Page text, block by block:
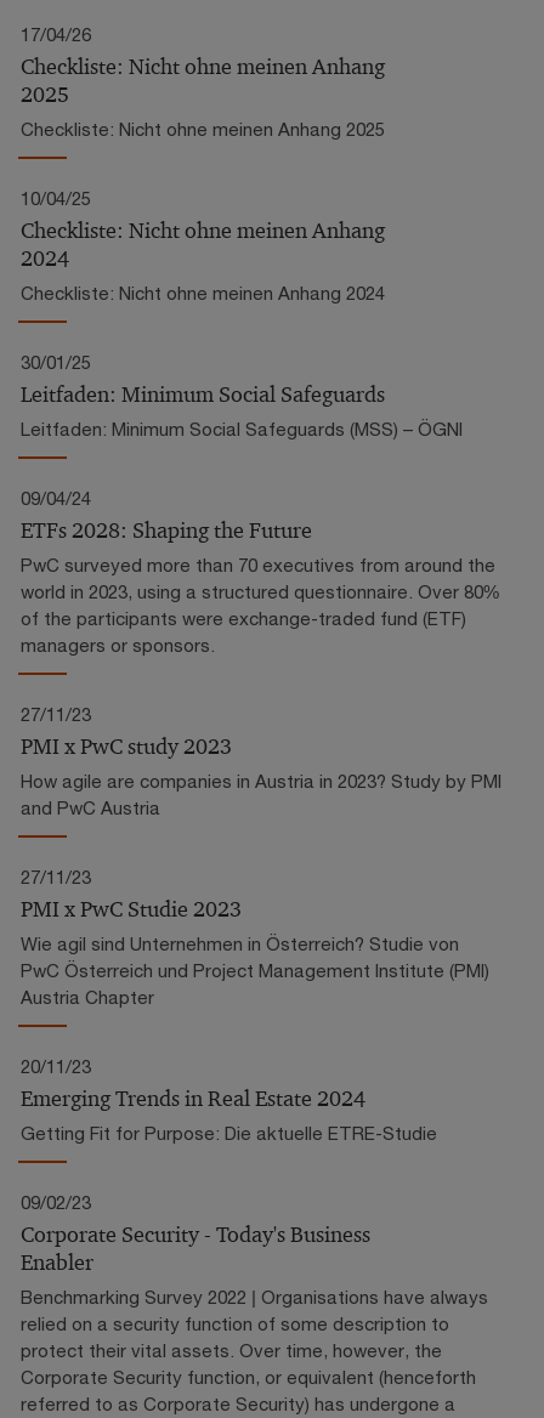
17/04/26
Checkliste: Nicht ohne meinen Anhang
2025
Checkliste: Nicht ohne meinen Anhang 2025
10/04/25
Checkliste: Nicht ohne meinen Anhang
2024
Checkliste: Nicht ohne meinen Anhang 2024
30/01/25
Leitfaden: Minimum Social Safeguards
Leitfaden: Minimum Social Safeguards (MSS) – ÖGNI
09/04/24
ETFs 2028: Shaping the Future
PwC surveyed more than 70 executives from around the
world in 2023, using a structured questionnaire. Over 80%
of the participants were exchange-traded fund (ETF)
managers or sponsors.
27/11/23
PMI x PwC study 2023
How agile are companies in Austria in 2023? Study by PMI
and PwC Austria
27/11/23
PMI x PwC Studie 2023
Wie agil sind Unternehmen in Österreich? Studie von
PwC Österreich und Project Management Institute (PMI)
Austria Chapter
20/11/23
Emerging Trends in Real Estate 2024
Getting Fit for Purpose: Die aktuelle ETRE-Studie
09/02/23
Corporate Security - Today's Business
Enabler
Benchmarking Survey 2022 | Organisations have always
relied on a security function of some description to
protect their vital assets. Over time, however, the
Corporate Security function, or equivalent (henceforth
referred to as Corporate Security) has undergone a